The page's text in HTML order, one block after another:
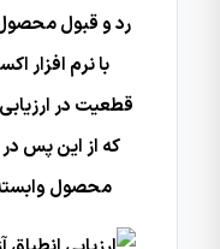
رد و قبول
با نرم افزار
قطعیت در
که از این پس
محصول